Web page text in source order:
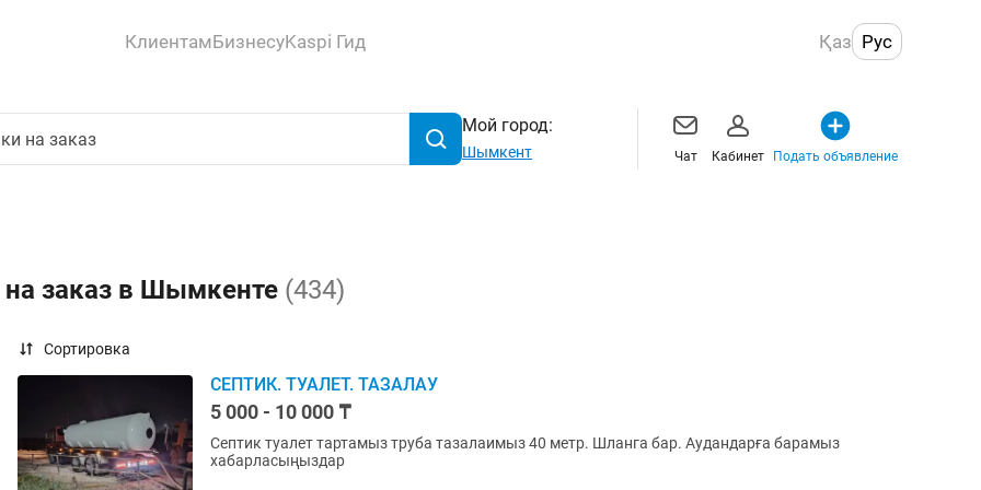
КлиентамБизнесуKaspi Гид Қаз Рус
Мой город:
Шымкент Чат Кабинет Подать объявление
на заказ в Шымкенте (434)
Сортировка
СЕПТИК. ТУАЛЕТ. ТАЗАЛАУ
5 000 - 10 000 ₸
Септик туалет тартамыз труба тазалаимыз 40 метр. Шланга бар. Аудандарға барамыз
хабарласыңыздар